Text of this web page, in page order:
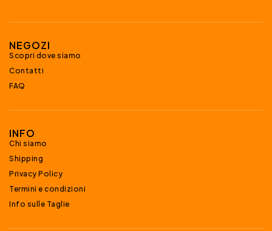
NEGOZI
Scopri dove siamo
Contatti
FAQ
INFO
Chi siamo
Shipping
Privacy Policy
Termini e condizioni
Info sulle Taglie